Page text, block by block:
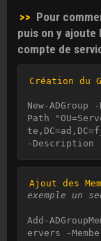
>> Pour
puis on y ajoute
compte de
Création du
New-ADGroup
Path
-Description
Ajout des
exemple un
Add-
ervers -